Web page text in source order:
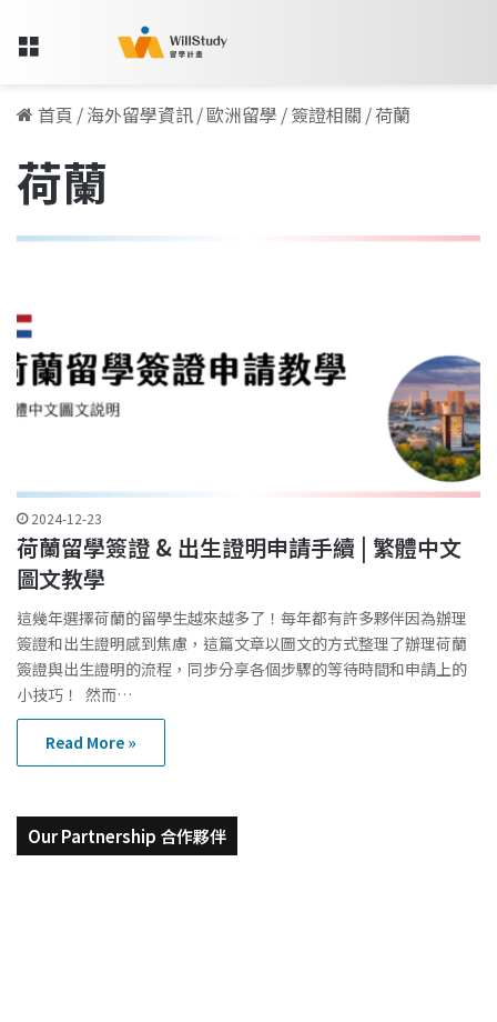
Menu
首頁 /海外留學資訊/歐洲留學 /簽證相關 /荷蘭
荷蘭
2024-12-23
荷蘭留學簽證 & 出生證明申請手續 | 繁體中文
圖文教學
這幾年選擇荷蘭的留學⽣越來越多了！每年都有許多夥伴因為辦理
簽證和出⽣證明感到焦慮，這篇⽂章以圖⽂的⽅式整理了辦理荷蘭
簽證與出⽣證明的流程，同步分享各個步驟的等待時間和申請上的
⼩技巧！ 然而…
Read More »
Our Partnership 合作夥伴